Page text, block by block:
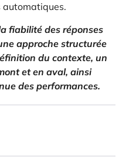
automatiques.
fiabilité des réponses
approche structurée
du contexte, un
et en aval, ainsi
des performances.